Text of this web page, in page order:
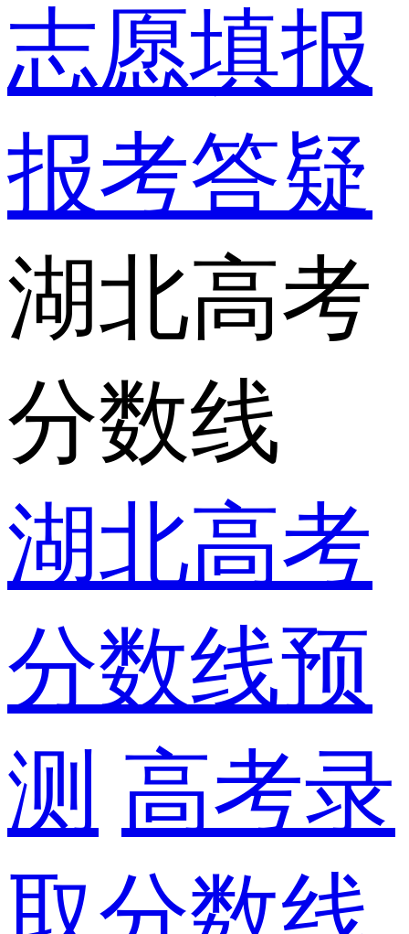
志愿填报
报考答疑
湖北高考
分数线
湖北高考
分数线预
测 高考录